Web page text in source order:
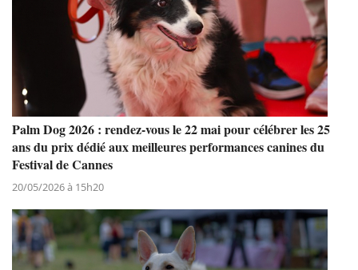
Palm Dog 2026 : rendez-vous le 22 mai pour célébrer les 25
ans du prix dédié aux meilleures performances canines du
Festival de Cannes
20/05/2026 à 15h20